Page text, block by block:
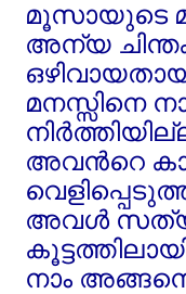
മൂസായുടെ
അന്യ
മനസ്സിനെ
അവന്‍റെ
അവള്‍
നാം